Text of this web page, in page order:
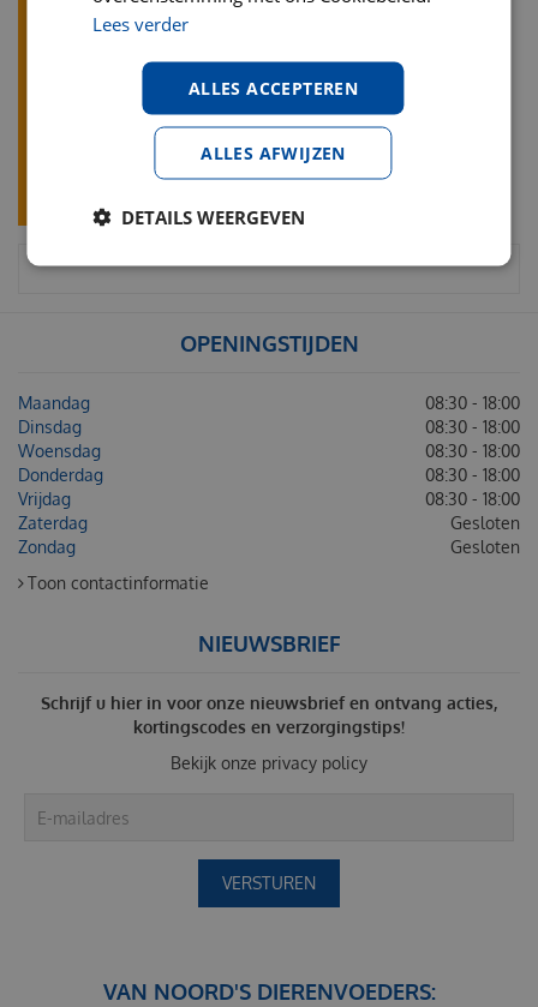
OPENINGSTIJDEN
Maandag
08:30 - 18:00
Dinsdag
08:30 - 18:00
Woensdag
08:30 - 18:00
Donderdag
08:30 - 18:00
Vrijdag
08:30 - 18:00
Zaterdag
Gesloten
Zondag
Gesloten
Toon contactinformatie
NIEUWSBRIEF
Schrijf u hier in voor onze nieuwsbrief en ontvang acties,
kortingscodes en verzorgingstips!
Bekijk onze privacy policy
VAN NOORD'S DIERENVOEDERS:
Lees verder
ALLES ACCEPTEREN
ALLES AFWIJZEN
DETAILS WEERGEVEN